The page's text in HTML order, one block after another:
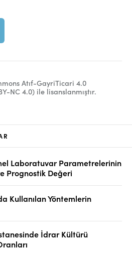
Laboratuvar Parametrelerinin
Prognostik Değeri
Kullanılan Yöntemlerin
İdrar Kültürü
Atıf-GayriTicari 4.0
NC 4.0) ile lisanslanmıştır.